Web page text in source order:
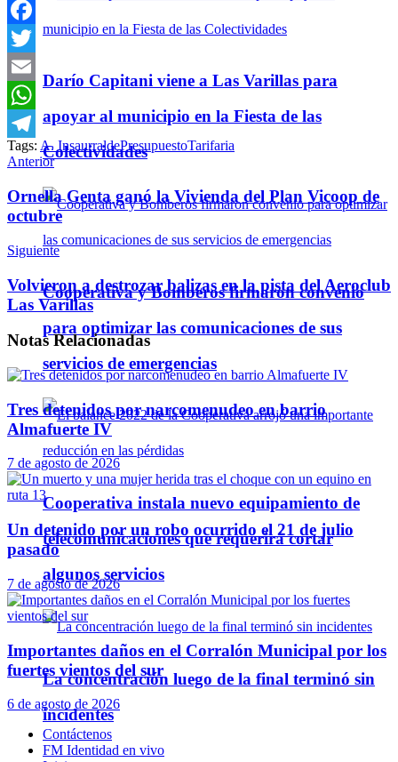
Darío Capitani viene a Las Varillas para
apoyar al municipio en la Fiesta de las
Colectividades
Cooperativa y Bomberos firmaron convenio
para optimizar las comunicaciones de sus
servicios de emergencias
Cooperativa instala nuevo equipamiento de
telecomunicaciones que requerirá cortar
algunos servicios
La concentración luego de la final terminó sin
incidentes
Facebook
Twitter
Email
WhatsApp
Telegram
Tags: A. InsaurraldePresupuestoTarifaria
Anterior
Ornella Genta ganó la Vivienda del Plan Vicoop de
octubre
Siguiente
Volvieron a destrozar balizas en la pista del Aeroclub
Las Varillas
NotasRelacionadas
Tres detenidos por narcomenudeo en barrio
Almafuerte IV
7 de agosto de 2026
Un detenido por un robo ocurrido el 21 de julio
pasado
7 de agosto de 2026
Importantes daños en el Corralón Municipal por los
fuertes vientos del sur
6 de agosto de 2026
Contáctenos
FM Identidad en vivo